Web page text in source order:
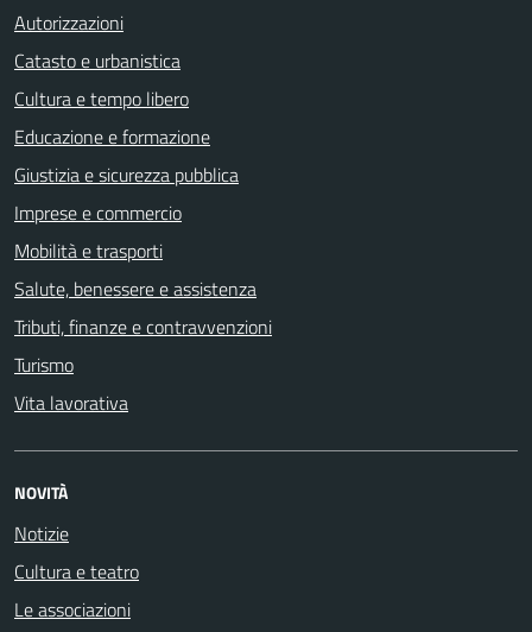
Autorizzazioni
Catasto e urbanistica
Cultura e tempo libero
Educazione e formazione
Giustizia e sicurezza pubblica
Imprese e commercio
Mobilità e trasporti
Salute, benessere e assistenza
Tributi, finanze e contravvenzioni
Turismo
Vita lavorativa
NOVITÀ
Notizie
Cultura e teatro
Le associazioni